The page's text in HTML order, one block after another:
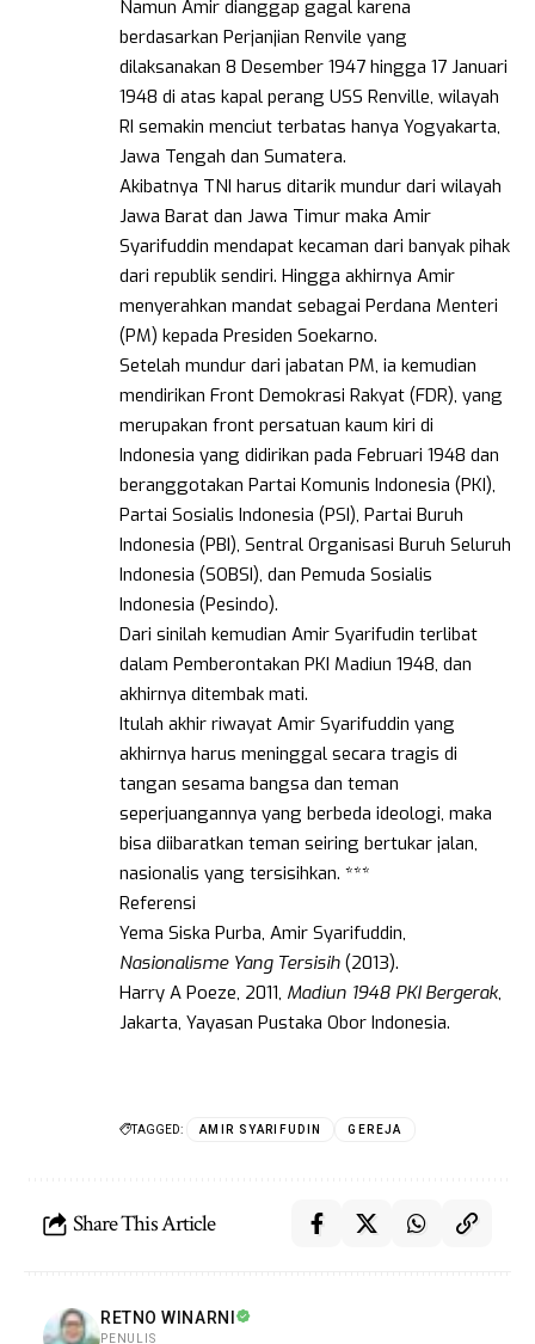
Namun Amir dianggap gagal karena
berdasarkan Perjanjian Renvile yang
dilaksanakan 8 Desember 1947 hingga 17 Januari
1948 di atas kapal perang USS Renville, wilayah
RI semakin menciut terbatas hanya Yogyakarta,
Jawa Tengah dan Sumatera.
Akibatnya TNI harus ditarik mundur dari wilayah
Jawa Barat dan Jawa Timur maka Amir
Syarifuddin mendapat kecaman dari banyak pihak
dari republik sendiri. Hingga akhirnya Amir
menyerahkan mandat sebagai Perdana Menteri
(PM) kepada Presiden Soekarno.
Setelah mundur dari jabatan PM, ia kemudian
mendirikan Front Demokrasi Rakyat (FDR), yang
merupakan front persatuan kaum kiri di
Indonesia yang didirikan pada Februari 1948 dan
beranggotakan Partai Komunis Indonesia (PKI),
Partai Sosialis Indonesia (PSI), Partai Buruh
Indonesia (PBI), Sentral Organisasi Buruh Seluruh
Indonesia (SOBSI), dan Pemuda Sosialis
Indonesia (Pesindo).
Dari sinilah kemudian Amir Syarifudin terlibat
dalam Pemberontakan PKI Madiun 1948, dan
akhirnya ditembak mati.
Itulah akhir riwayat Amir Syarifuddin yang
akhirnya harus meninggal secara tragis di
tangan sesama bangsa dan teman
seperjuangannya yang berbeda ideologi, maka
bisa diibaratkan teman seiring bertukar jalan,
nasionalis yang tersisihkan. ***
Referensi
Yema Siska Purba, Amir Syarifuddin,
Nasionalisme Yang Tersisih (2013).
Harry A Poeze, 2011, Madiun 1948 PKI Bergerak,
Jakarta, Yayasan Pustaka Obor Indonesia.
TAGGED: AMIR SYARIFUDIN GEREJA
Share This Article
RETNO WINARNI
PENULIS